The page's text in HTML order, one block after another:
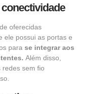
oferecidas
ele possui as portas e
para se integrar aos
Além disso,
sem fio